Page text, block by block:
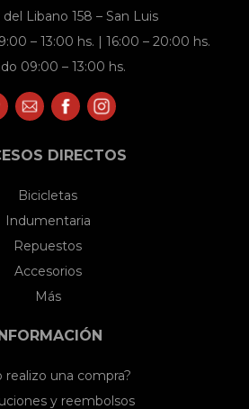
Libano 158 – San Luis
– 13:00 hs. | 16:00 – 20:00 hs.
09:00 – 13:00 hs.
DIRECTOS
Bicicletas
Indumentaria
Repuestos
Accesorios
Más
realizo una compra?
y reembolsos